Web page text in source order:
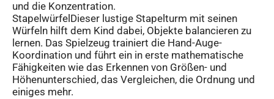
und die Konzentration.
StapelwürfelDieser lustige Stapelturm mit seinen
Würfeln hilft dem Kind dabei, Objekte balancieren zu
lernen. Das Spielzeug trainiert die Hand-Auge-
Koordination und führt ein in erste mathematische
Fähigkeiten wie das Erkennen von Größen- und
Höhenunterschied, das Vergleichen, die Ordnung und
einiges mehr.